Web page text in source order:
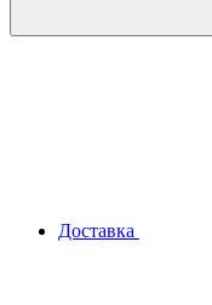
Доставка